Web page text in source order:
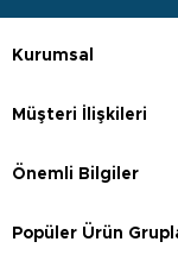
Kurumsal
Müşteri İlişkileri
Önemli Bilgiler
Popüler Ürün